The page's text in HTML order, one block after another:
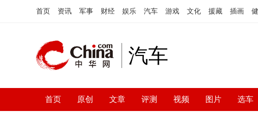
首页 资讯 军事 财经 娱乐 汽车 游戏 文化 援藏 插画
汽车
首页 原创 文章 评测 视频 图片 选车